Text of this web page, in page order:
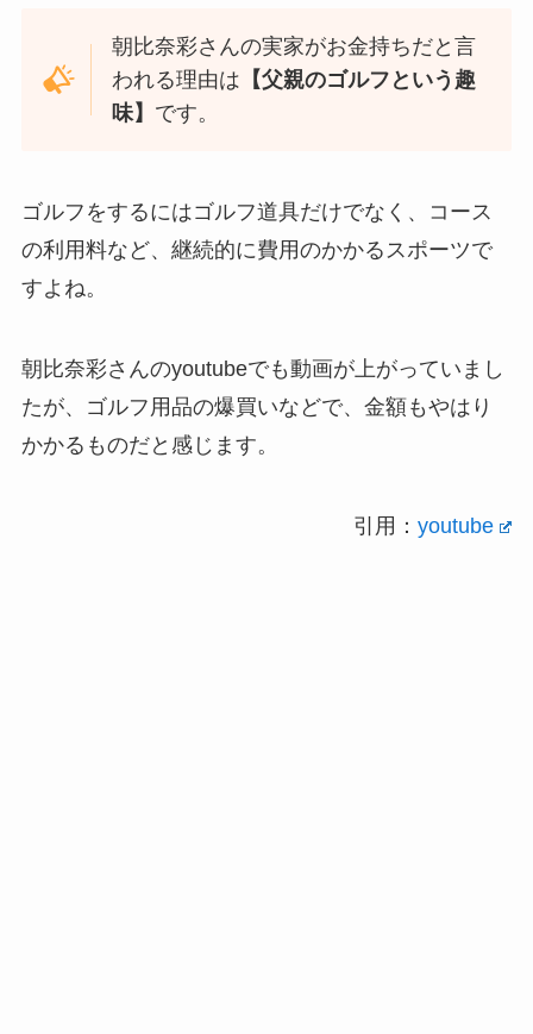
朝比奈彩さんの実家がお金持ちだと言
われる理由は 【父親のゴルフという趣
味】 です。
ゴルフをするにはゴルフ道具だけでなく、コース
の利用料など、継続的に費用のかかるスポーツで
すよね。
朝比奈彩さんのyoutubeでも動画が上がっていまし
たが、ゴルフ用品の爆買いなどで、金額もやはり
かかるものだと感じます。
引用： youtube